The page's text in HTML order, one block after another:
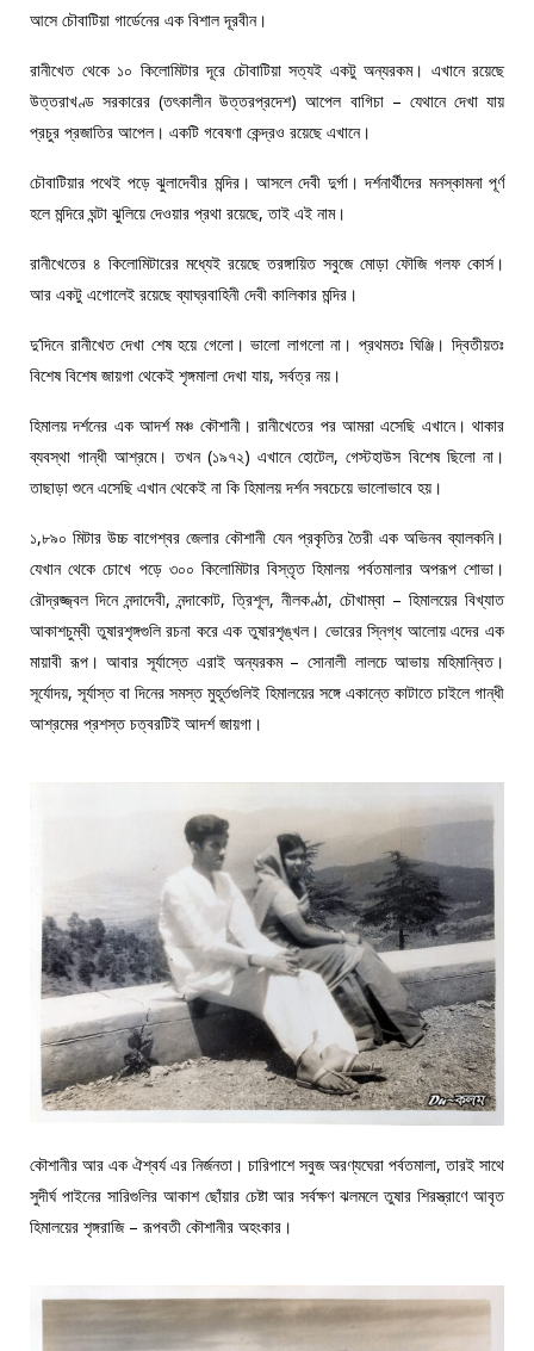
আসে চৌবাটিয়া গার্ডেনের এক বিশাল দূরবীন।
রানীখেত থেকে ১০ কিলোমিটার দূরে চৌবাটিয়া সত্যই একটু অন্যরকম। এখানে রয়েছে
উত্তরাখণ্ড সরকারের (তৎকালীন উত্তরপ্রদেশ) আপেল বাগিচা – যেথানে দেখা যায়
প্রচুর প্রজাতির আপেল। একটি গবেষণা কেন্দ্রও রয়েছে এখানে।
চৌবাটিয়ার পথেই পড়ে ঝুলাদেবীর মন্দির। আসলে দেবী দুর্গা। দর্শনার্থীদের মনস্কামনা পূর্ণ
হলে মন্দিরে ঘন্টা ঝুলিয়ে দেওয়ার প্রথা রয়েছে, তাই এই নাম।
রানীখেতের ৪ কিলোমিটারের মধ্যেই রয়েছে তরঙ্গায়িত সবুজে মোড়া ফৌজি গলফ কোর্স।
আর একটু এগোলেই রয়েছে ব্যাঘ্রবাহিনী দেবী কালিকার মন্দির।
দু’দিনে রানীখেত দেখা শেষ হয়ে গেলো। ভালো লাগলো না। প্রথমতঃ ঘিঞ্জি। দ্বিতীয়তঃ
বিশেষ বিশেষ জায়গা থেকেই শৃঙ্গমালা দেখা যায়, সর্বত্র নয়।
হিমালয় দর্শনের এক আদর্শ মঞ্চ কৌশানী। রানীখেতের পর আমরা এসেছি এখানে। থাকার
ব্যবস্থা গান্ধী আশ্রমে। তখন (১৯৭২) এখানে হোটেল, গেস্টহাউস বিশেষ ছিলো না।
তাছাড়া শুনে এসেছি এখান থেকেই না কি হিমালয় দর্শন সবচেয়ে ভালোভাবে হয়।
১,৮৯০ মিটার উচ্চ বাগেশ্বর জেলার কৌশানী যেন প্রকৃতির তৈরী এক অভিনব ব্যালকনি।
যেখান থেকে চোখে পড়ে ৩০০ কিলোমিটার বিস্তৃত হিমালয় পর্বতমালার অপরূপ শোভা।
রৌদ্রজ্জ্বল দিনে নন্দাদেবী, নন্দাকোট, ত্রিশূল, নীলকণ্ঠা, চৌখাম্বা – হিমালয়ের বিখ্যাত
আকাশচুম্বী তুষারশৃঙ্গগুলি রচনা করে এক তুষারশৃঙ্খল। ভোরের স্নিগ্ধ আলোয় এদের এক
মায়াবী রূপ। আবার সূর্যাস্তে এরাই অন্যরকম – সোনালী লালচে আভায় মহিমান্বিত।
সূর্যোদয়, সূর্যাস্ত বা দিনের সমস্ত মুহূর্তগুলিই হিমালয়ের সঙ্গে একান্তে কাটাতে চাইলে গান্ধী
আশ্রমের প্রশস্ত চত্বরটিই আদর্শ জায়গা।
কৌশানীর আর এক ঐশ্বর্য এর নির্জনতা। চারিপাশে সবুজ অরণ্যঘেরা পর্বতমালা, তারই সাথে
সুদীর্ঘ পাইনের সারিগুলির আকাশ ছোঁয়ার চেষ্টা আর সর্বক্ষণ ঝলমলে তুষার শিরস্ত্রাণে আবৃত
হিমালয়ের শৃঙ্গরাজি – রূপবতী কৌশানীর অহংকার।